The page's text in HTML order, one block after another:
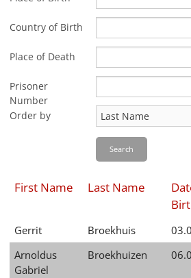
FORSCHUNG
SERVICE
Back
Leichte
Sprache
Deutsch
English
Français
Español
Country of Birth
Place of Death
Prisoner
Number
Order by
Search
First Name Last Name
Gerrit Broekhuis
Arnoldus
Gabriel
Broekhuizen